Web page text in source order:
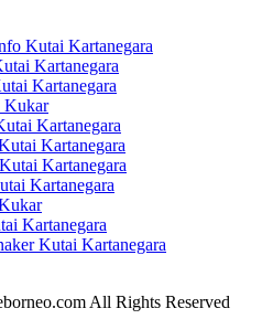
Kutai Kartanegara
Kartanegara
Kartanegara
Kukar
Kartanegara
Kartanegara
Kartanegara
Kartanegara
Kartanegara
Kutai Kartanegara
All Rights Reserved